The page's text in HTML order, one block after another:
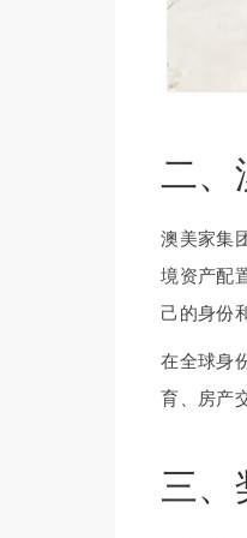
二、
澳美家集
境资产配
己的身份
在全球身
育、房产
三、